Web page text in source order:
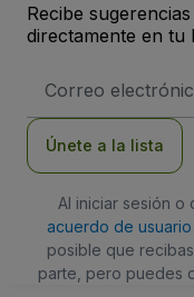
Recibe
directamente en tu
de
Únete a la lista
Al iniciar sesión o
acuerdo de usuario
posible que
parte, pero puedes